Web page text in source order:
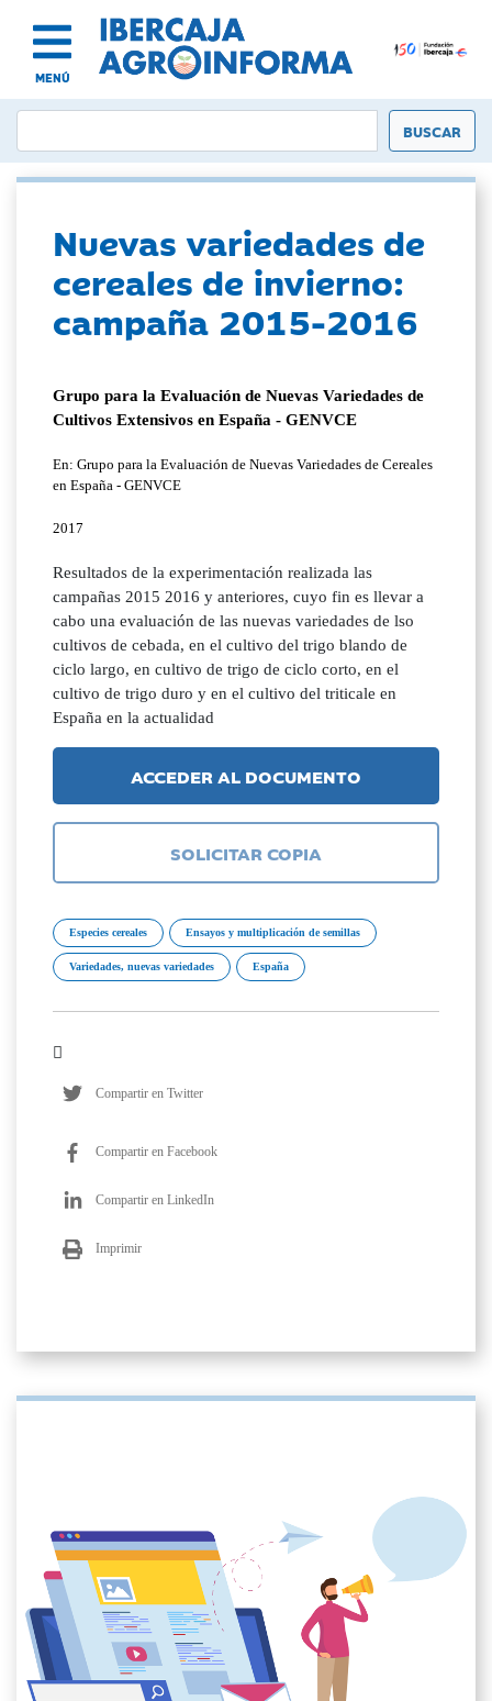
MENÚ
Nuevas variedades de
cereales de invierno:
campaña 2015-2016
Grupo para la Evaluación de Nuevas Variedades de
Cultivos Extensivos en España - GENVCE
En: Grupo para la Evaluación de Nuevas Variedades de Cereales
en España - GENVCE
2017
Resultados de la experimentación realizada las
campañas 2015 2016 y anteriores, cuyo fin es llevar a
cabo una evaluación de las nuevas variedades de lso
cultivos de cebada, en el cultivo del trigo blando de
ciclo largo, en cultivo de trigo de ciclo corto, en el
cultivo de trigo duro y en el cultivo del triticale en
España en la actualidad
ACCEDER AL DOCUMENTO
SOLICITAR COPIA
Especies cereales Ensayos y multiplicación de semillas
Variedades, nuevas variedades España
Compartir en Twitter
Compartir en Facebook
Compartir en LinkedIn
Imprimir